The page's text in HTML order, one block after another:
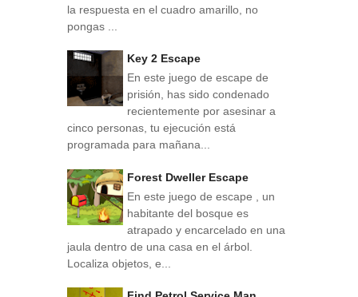
la respuesta en el cuadro amarillo, no
pongas ...
Key 2 Escape
En este juego de escape de
prisión, has sido condenado
recientemente por asesinar a
cinco personas, tu ejecución está
programada para mañana...
Forest Dweller Escape
En este juego de escape , un
habitante del bosque es
atrapado y encarcelado en una
jaula dentro de una casa en el árbol.
Localiza objetos, e...